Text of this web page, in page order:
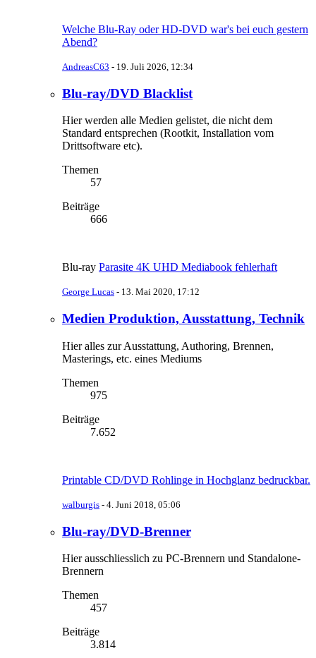
Welche Blu-Ray oder HD-DVD war's bei euch gestern
Abend?
AndreasC63 - 19. Juli 2026, 12:34
Blu-ray/DVD Blacklist
Hier werden alle Medien gelistet, die nicht dem
Standard entsprechen (Rootkit, Installation vom
Drittsoftware etc).
Themen
57
Beiträge
666
Blu-ray Parasite 4K UHD Mediabook fehlerhaft
George Lucas - 13. Mai 2020, 17:12
Medien Produktion, Ausstattung, Technik
Hier alles zur Ausstattung, Authoring, Brennen,
Masterings, etc. eines Mediums
Themen
975
Beiträge
7.652
Printable CD/DVD Rohlinge in Hochglanz bedruckbar.
walburgis - 4. Juni 2018, 05:06
Blu-ray/DVD-Brenner
Hier ausschliesslich zu PC-Brennern und Standalone-
Brennern
Themen
457
Beiträge
3.814